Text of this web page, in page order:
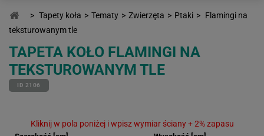
> Tapety koła > Tematy > Zwierzęta > Ptaki > Flamingi na
teksturowanym tle
TAPETA KOŁO FLAMINGI NA
TEKSTUROWANYM TLE
ID 2106
Kliknij w pola poniżej i wpisz wymiar ściany + 2% zapasu